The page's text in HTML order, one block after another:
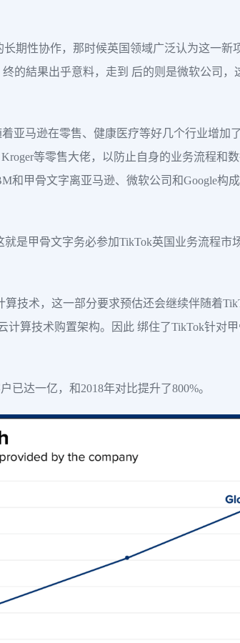
期性协作，那时候英国领域广泛认为这一
的結果出乎意料，走到 后的则是微软公司
亚马逊在零售、健康医疗等好几个行业增加
等零售大佬，以防止自身的业务流程和
和甲骨文字离亚马逊、微软公司和Google构
是甲骨文字务必参加TikTok英国业务流程市
技术，这一部分要求预估还会继续伴随着
计算技术购置架构。因此 绑住了TikTok针对
已达一亿，和2018年对比提升了800%。